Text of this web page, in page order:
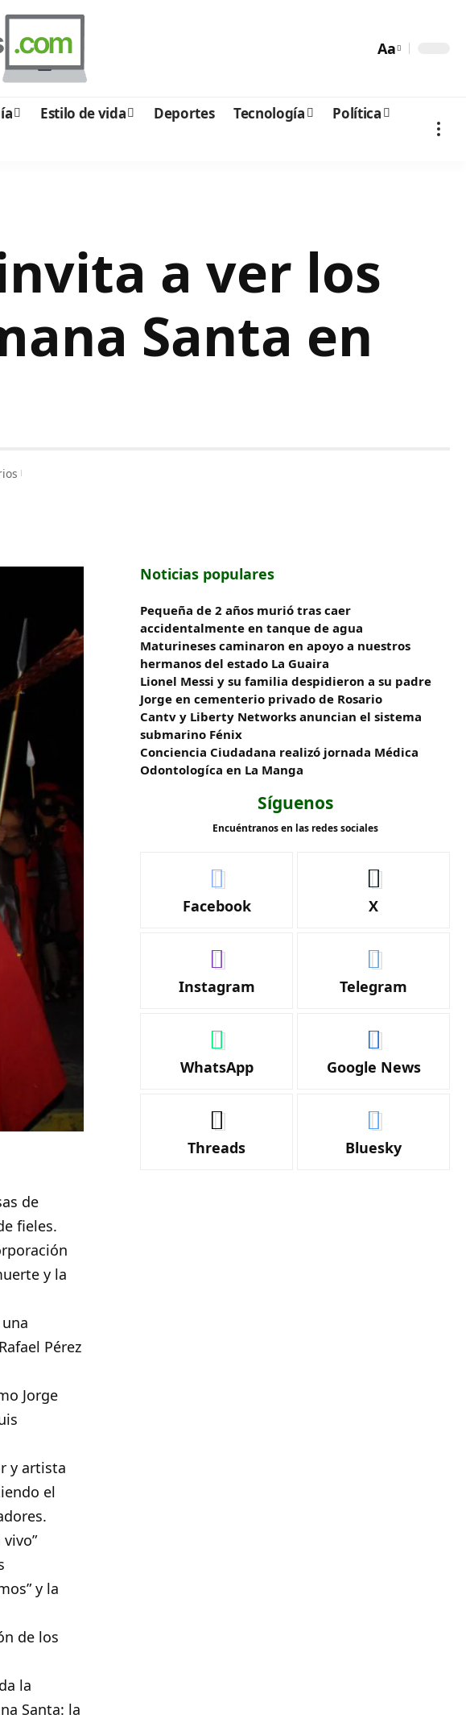
Aa
Estilo de vida Deportes Tecnología
Política
a ver los
Santa en
de
fieles.
y la
Pérez
Jorge
y artista
el
y la
de los
la
Santa: la
Noticias populares
Pequeña de 2 años murió tras caer
accidentalmente en tanque de agua
Maturineses caminaron en apoyo a nuestros
hermanos del estado La Guaira
Lionel Messi y su familia despidieron a su padre
Jorge en cementerio privado de Rosario
Cantv y Liberty Networks anuncian el sistema
submarino Fénix
Conciencia Ciudadana realizó jornada Médica
Odontologíca en La Manga
Síguenos
Encuéntranos en las redes sociales
Facebook X
Instagram Telegram
WhatsApp Google News
Threads Bluesky